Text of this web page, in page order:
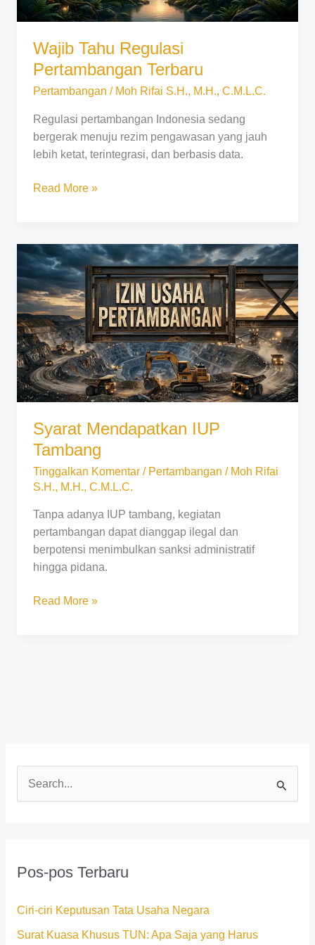
Wajib Tahu Regulasi
Pertambangan Terbaru
Pertambangan / Moh Rifai S.H., M.H., C.M.L.C.
Regulasi pertambangan Indonesia sedang
bergerak menuju rezim pengawasan yang jauh
lebih ketat, terintegrasi, dan berbasis data.
Read More »
Syarat Mendapatkan IUP
Tambang
Tinggalkan Komentar / Pertambangan / Moh Rifai
S.H., M.H., C.M.L.C.
Tanpa adanya IUP tambang, kegiatan
pertambangan dapat dianggap ilegal dan
berpotensi menimbulkan sanksi administratif
hingga pidana.
Syarat
Mendapatkan
IUP
Tambang
Read More »
u
u
Pos-pos Terbaru
Ciri-ciri Keputusan Tata Usaha Negara
Surat Kuasa Khusus TUN: Apa Saja yang Harus